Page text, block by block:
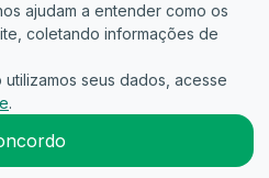
Política de
Privacidade
Termos
CandidataAI
ajudam a entender como os
coletando informações de
seus dados, acesse
.